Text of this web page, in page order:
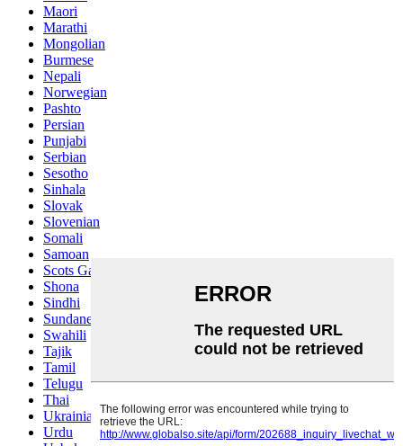
Maori
Marathi
Mongolian
Burmese
Nepali
Norwegian
Pashto
Persian
Punjabi
Serbian
Sesotho
Sinhala
Slovak
Slovenian
Somali
Samoan
Scots Gaelic
Shona
Sindhi
Sundanese
Swahili
Tajik
Tamil
Telugu
Thai
Ukrainian
Urdu